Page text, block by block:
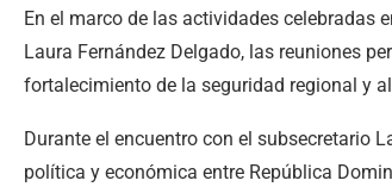
En el marco de las actividades celebradas
Laura Fernández Delgado, las reuniones
fortalecimiento de la seguridad regional y
Durante el encuentro con el subsecretario
política y económica entre República